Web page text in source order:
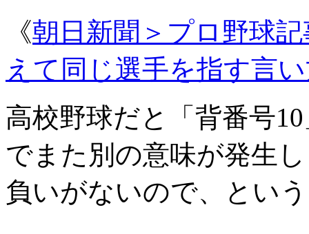
《朝日新聞＞プロ野球
えて同じ選手を指す言
高校野球だと「背番号
でまた別の意味が発生
負いがないので、とい